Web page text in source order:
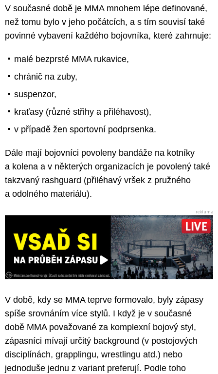
V současné době je MMA mnohem lépe definované,
než tomu bylo v jeho počátcích, a s tím souvisí také
povinné vybavení každého bojovníka, které zahrnuje:
malé bezprsté MMA rukavice,
chránič na zuby,
suspenzor,
kraťasy (různé střihy a přiléhavost),
v případě žen sportovní podprsenka.
Dále mají bojovníci povoleny bandáže na kotníky
a kolena a v některých organizacích je povolený také
takzvaný rashguard (přiléhavý vršek z pružného
a odolného materiálu).
V době, kdy se MMA teprve formovalo, byly zápasy
spíše srovnáním více stylů. I když je v současné
době MMA považované za komplexní bojový styl,
zápasníci mívají určitý background (v postojových
disciplínách, grapplingu, wrestlingu atd.) nebo
jednoduše jednu z variant preferují. Podle toho